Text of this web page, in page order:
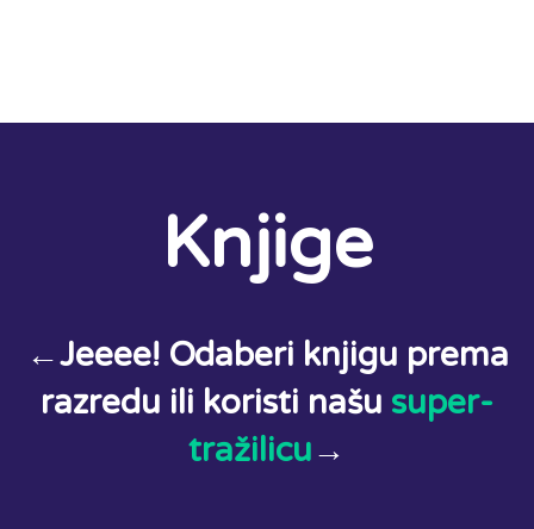
Knjige
←Jeeee! Odaberi knjigu prema
razredu ili koristi našu super-
tražilicu→